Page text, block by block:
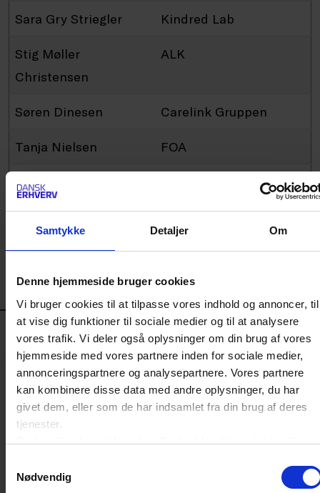
Samtykke Detaljer Om
Denne hjemmeside bruger cookies
Vi bruger cookies til at tilpasse vores indhold og annoncer, til
at vise dig funktioner til sociale medier og til at analysere
vores trafik. Vi deler også oplysninger om din brug af vores
hjemmeside med vores partnere inden for sociale medier,
annonceringspartnere og analysepartnere. Vores partnere
kan kombinere disse data med andre oplysninger, du har
givet dem, eller som de har indsamlet fra din brug af deres
tjenester.
Du kan til enhver tid ændre eller trække dit samtykke tilbage
websitet.
Nødvendig
Sara Gry Striegler Kindred Lab
Stig Møller
Christensen
ALK
Søren Dinesen Carelink Gruppen
Tanja Nielsen FOA
Tina Nør Langager Ergoterapeutforeningen
Torben Hollmann Næstved Kommune
Ulla Tørnæs
Det Sociale
Investeringsfond
LÆS OGSÅ